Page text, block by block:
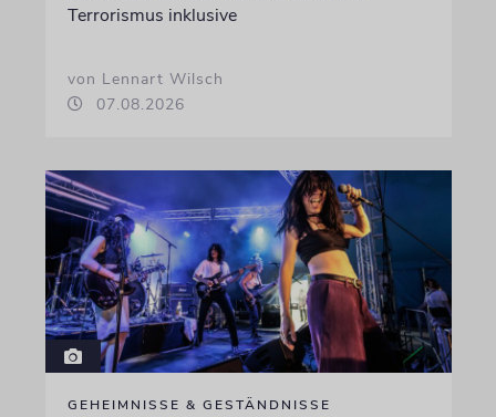
Terrorismus inklusive
von Lennart Wilsch
07.08.2026
GEHEIMNISSE & GESTÄNDNISSE